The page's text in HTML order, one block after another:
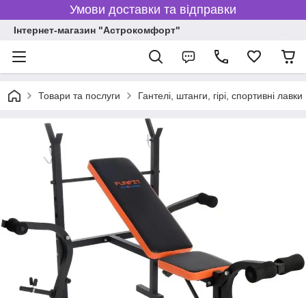
Умови доставки та відправки
Інтернет-магазин "Астрокомфорт"
Товари та послуги Гантелі, штанги, гірі, спортивні лавки